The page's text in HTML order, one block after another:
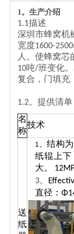
1。 生产介绍
1.1描述
深圳市蜂窝机
宽度1600-
人。使蜂窝芯
10吨/班变化
复合，门填充
1.2。提供清单
名
称
技术
送
纸
1。 结构
纸辊上下
大。
3。
直径：